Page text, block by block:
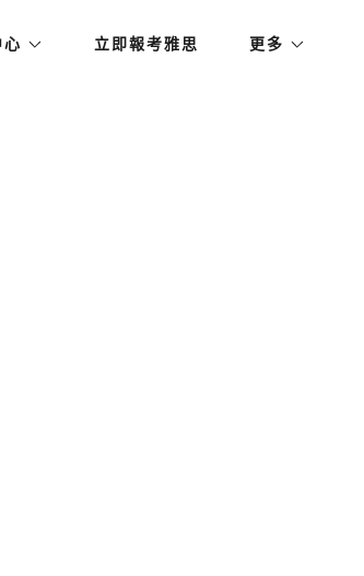
立即報考雅思 更多